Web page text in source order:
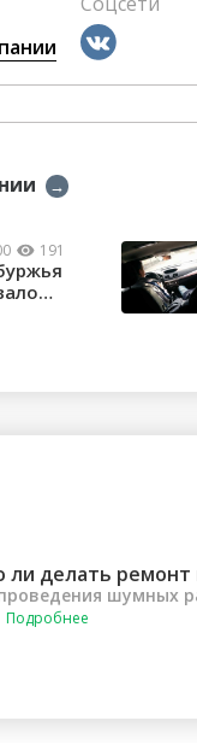
→
191
делать ремонт
шумных
Подробнее